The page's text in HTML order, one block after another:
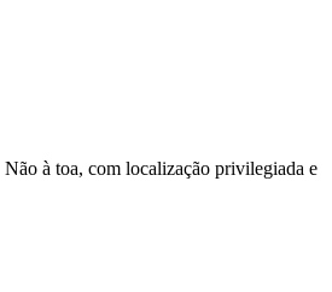
à toa, com localização privilegiada e